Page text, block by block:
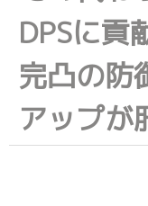
DPSに貢
完凸の防
アップが